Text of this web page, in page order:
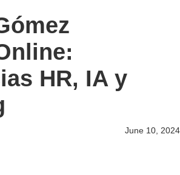
HR, IA y
June 10, 2024